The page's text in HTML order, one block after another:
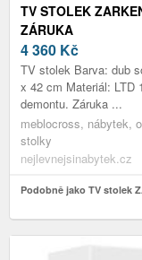
TV STOLEK
ZÁRUKA
4 360 Kč
TV stolek Barva: dub
x 42 cm Materiál: LTD
demontu. Záruka ...
meblocross, nábytek,
stolky
nejlevnejsinabytek.cz
Podobně jako TV stolek